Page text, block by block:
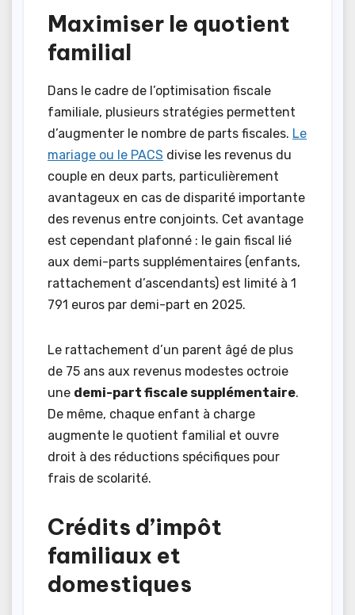
Maximiser le quotient
familial
Dans le cadre de l’optimisation fiscale
familiale, plusieurs stratégies permettent
d’augmenter le nombre de parts fiscales. Le
mariage ou le PACS divise les revenus du
couple en deux parts, particulièrement
avantageux en cas de disparité importante
des revenus entre conjoints. Cet avantage
est cependant plafonné : le gain fiscal lié
aux demi-parts supplémentaires (enfants,
rattachement d’ascendants) est limité à 1
791 euros par demi-part en 2025.
Le rattachement d’un parent âgé de plus
de 75 ans aux revenus modestes octroie
une demi-part fiscale supplémentaire.
De même, chaque enfant à charge
augmente le quotient familial et ouvre
droit à des réductions spécifiques pour
frais de scolarité.
Crédits d’impôt
familiaux et
domestiques